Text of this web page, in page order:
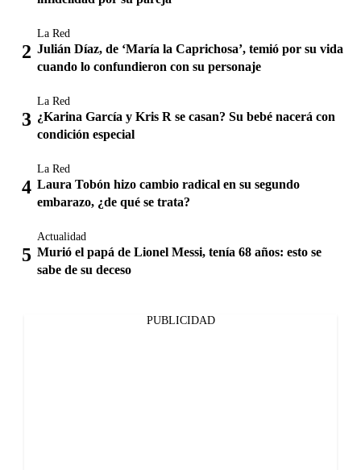
La Red
Julián Díaz, de ‘María la Caprichosa’, temió por su vida
cuando lo confundieron con su personaje
La Red
¿Karina García y Kris R se casan? Su bebé nacerá con
condición especial
La Red
Laura Tobón hizo cambio radical en su segundo
embarazo, ¿de qué se trata?
Actualidad
Murió el papá de Lionel Messi, tenía 68 años: esto se
sabe de su deceso
PUBLICIDAD